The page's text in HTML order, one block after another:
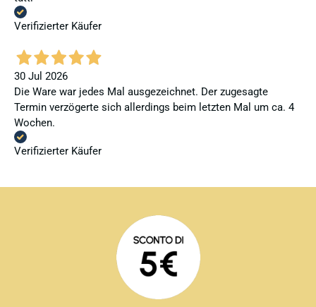
Verifizierter Käufer
30 Jul 2026
Die Ware war jedes Mal ausgezeichnet. Der zugesagte
Termin verzögerte sich allerdings beim letzten Mal um ca. 4
Wochen.
Verifizierter Käufer